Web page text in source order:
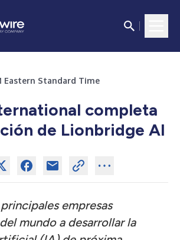
Eastern Standard Time
completa
de Lionbridge AI
empresas
mundo a desarrollar la